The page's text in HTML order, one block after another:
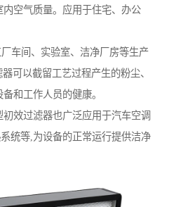
内空气质量。应用于住宅、办公
车间、实验室、洁净厂房等生产
可以截留工艺过程产生的粉尘、
和工作人员的健康。
效过滤器也广泛应用于汽车空调
统等,为设备的正常运行提供洁净